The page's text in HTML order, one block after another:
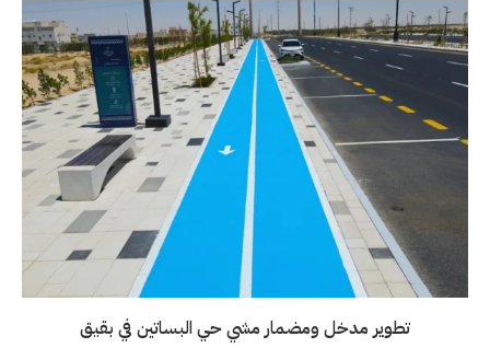
تطوير مدخل ومضمار مشي حي البساتين في بقيق